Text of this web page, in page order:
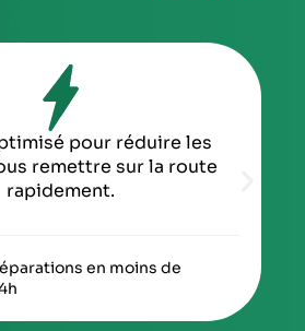
pour réduire les
remettre sur la route
rapidement.
en moins de